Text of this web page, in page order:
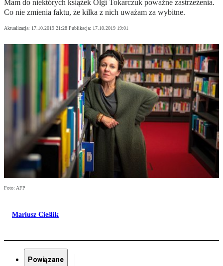
Mam do niektórych książek Olgi Tokarczuk poważne zastrzeżenia.
Co nie zmienia faktu, że kilka z nich uważam za wybitne.
Aktualizacja: 17.10.2019 21:28 Publikacja: 17.10.2019 19:01
Foto: AFP
Mariusz Cieślik
Powiązane